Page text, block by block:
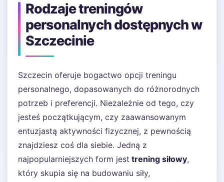
Rodzaje treningów
personalnych dostępnych w
Szczecinie
Szczecin oferuje bogactwo opcji treningu
personalnego, dopasowanych do różnorodnych
potrzeb i preferencji. Niezależnie od tego, czy
jesteś początkującym, czy zaawansowanym
entuzjastą aktywności fizycznej, z pewnością
znajdziesz coś dla siebie. Jedną z
najpopularniejszych form jest trening siłowy,
który skupia się na budowaniu siły,